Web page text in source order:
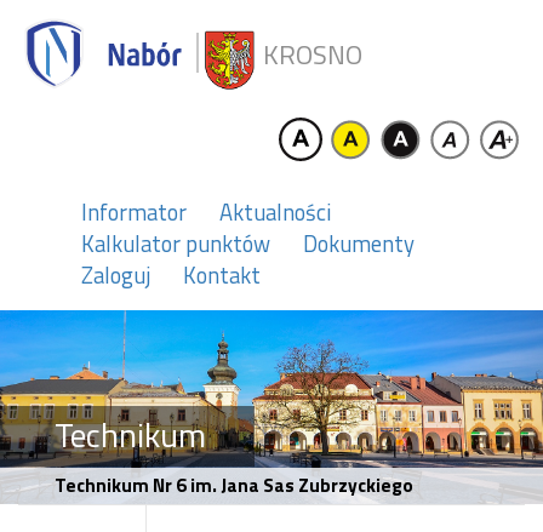
KROSNO
Informator
Aktualności
Kalkulator punktów
Dokumenty
Zaloguj
Kontakt
Technikum
Technikum Nr 6 im. Jana Sas Zubrzyckiego